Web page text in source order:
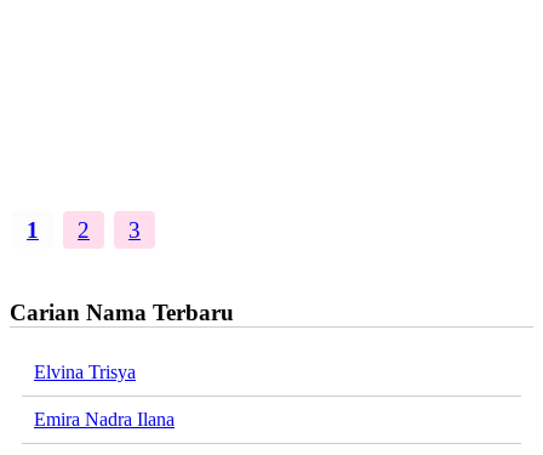
1 2 3
Carian Nama Terbaru
Elvina Trisya
Emira Nadra Ilana